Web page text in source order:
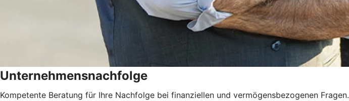
Unternehmensnachfolge
Kompetente Beratung für Ihre Nachfolge bei finanziellen und vermögensbezogenen Fragen.